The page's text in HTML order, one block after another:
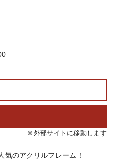
※外部サイトに移動します
気のアクリルフレーム！